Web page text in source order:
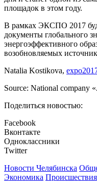
площадок в этом году.
В рамках ЭКСПО 2017
документы глобального
энергоэффективного
возобновляемых
Natalia Kostikova,
Source: National company
Поделиться новостью:
Facebook
Вконтакте
Одноклассники
Twitter
Новости Челябинска
Экономика Происшествия